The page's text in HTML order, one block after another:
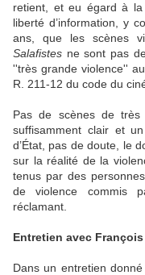
retient, et eu égard à
liberté d’information, y
ans, que les scènes
Salafistes ne sont pas
''très grande violence''
R. 211-12 du code du
Pas de scènes de très
suffisamment clair et
d’État, pas de doute, le
sur la réalité de la
tenus par des
de violence commis
réclamant.
Entretien avec
Dans un entretien donné